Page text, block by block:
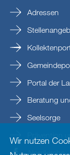
Adressen
Portal der
Beratung
Seelsorge
Nordkirche
Wir nutzen